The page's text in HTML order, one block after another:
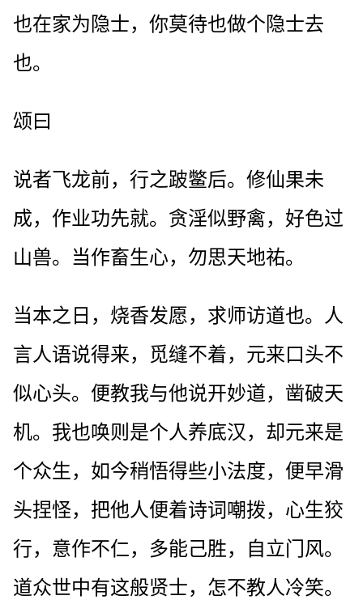
也在家为隐士，你莫待也做个隐士去
也。
颂曰
说者飞龙前，行之跛鳖后。修仙果未
成，作业功先就。贪淫似野禽，好色过
山兽。当作畜生心，勿思天地祐。
当本之日，烧香发愿，求师访道也。人
言人语说得来，觅缝不着，元来口头不
似心头。便教我与他说开妙道，凿破天
机。我也唤则是个人养底汉，却元来是
个众生，如今稍悟得些小法度，便早滑
头捏怪，把他人便着诗词嘲拨，心生狡
行，意作不仁，多能己胜，自立门风。
道众世中有这般贤士，怎不教人冷笑。